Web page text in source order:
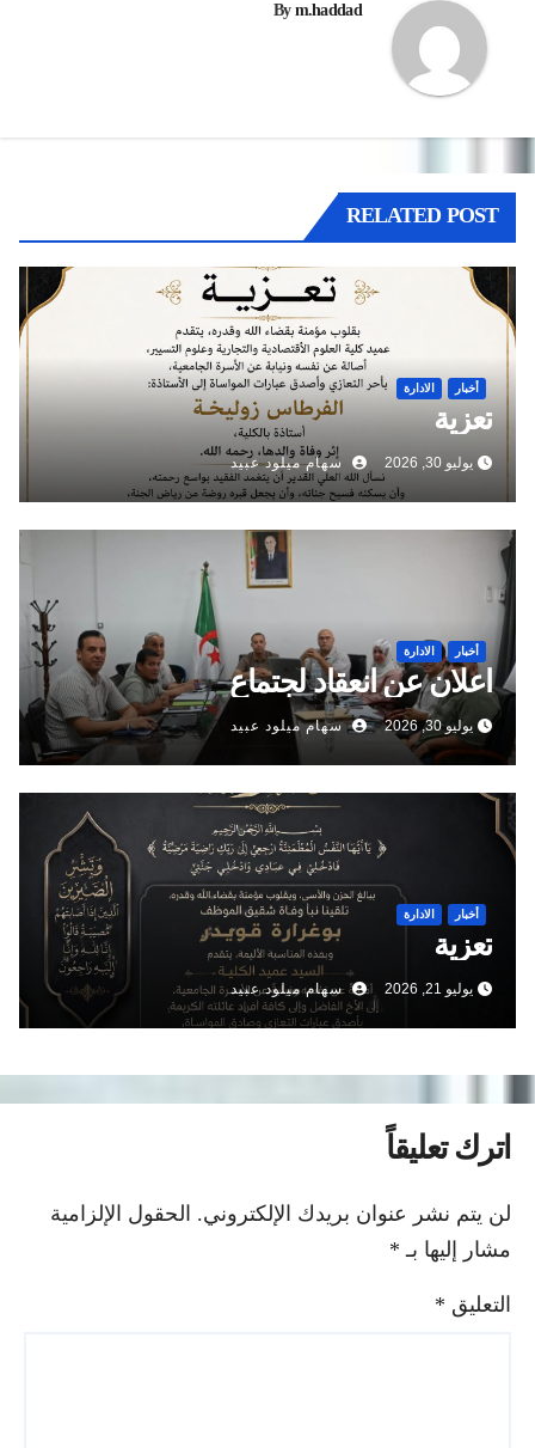
Bym.haddad
RELATED POST
أخبار الادارة
تعزية
يوليو 30, 2026 سهام ميلود عبيد
أخبار الادارة
اعلان عن انعقاد لجتماع
يوليو 30, 2026 سهام ميلود عبيد
أخبار الادارة
تعزية
يوليو 21, 2026 سهام ميلود عبيد
اترك تعليقاً
لن يتم نشر عنوان بريدك الإلكتروني. الحقول الإلزامية
مشار إليها بـ *
التعليق*